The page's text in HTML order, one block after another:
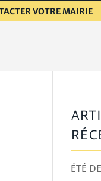
VOTRE MAIRIE
ÉTÉ